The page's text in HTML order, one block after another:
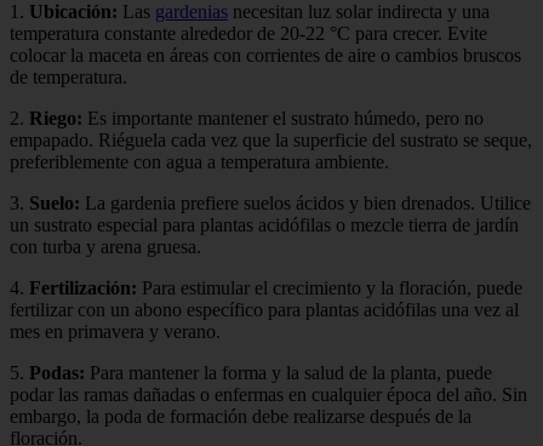
1. Ubicación: Las gardenias necesitan luz solar indirecta y una
temperatura constante alrededor de 20-22 °C para crecer. Evite
colocar la maceta en áreas con corrientes de aire o cambios bruscos
de temperatura.
2. Riego: Es importante mantener el sustrato húmedo, pero no
empapado. Riéguela cada vez que la superficie del sustrato se seque,
preferiblemente con agua a temperatura ambiente.
3. Suelo: La gardenia prefiere suelos ácidos y bien drenados. Utilice
un sustrato especial para plantas acidófilas o mezcle tierra de jardín
con turba y arena gruesa.
4. Fertilización: Para estimular el crecimiento y la floración, puede
fertilizar con un abono específico para plantas acidófilas una vez al
mes en primavera y verano.
5. Podas: Para mantener la forma y la salud de la planta, puede
podar las ramas dañadas o enfermas en cualquier época del año. Sin
embargo, la poda de formación debe realizarse después de la
floración.